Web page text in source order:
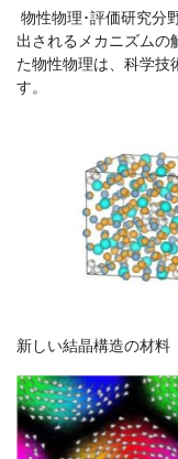
物性物理･評価研究分
出されるメカニズムの
た物性物理は、科学技
す。
新しい結晶構造の材料